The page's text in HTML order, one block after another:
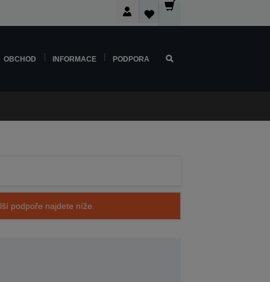
OBCHOD INFORMACE PODPORA
podpoře najdete níže.